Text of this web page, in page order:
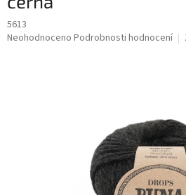
5613
Průměrné
Neohodnoceno Podrobnosti hodnocení